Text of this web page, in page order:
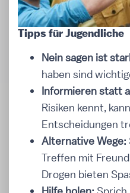
Tipps für Jugendliche
Nein sagen ist
haben sind
Informieren statt
Risiken kennt,
Entscheidungen
Alternative Wege:
Treffen mit
Drogen bieten